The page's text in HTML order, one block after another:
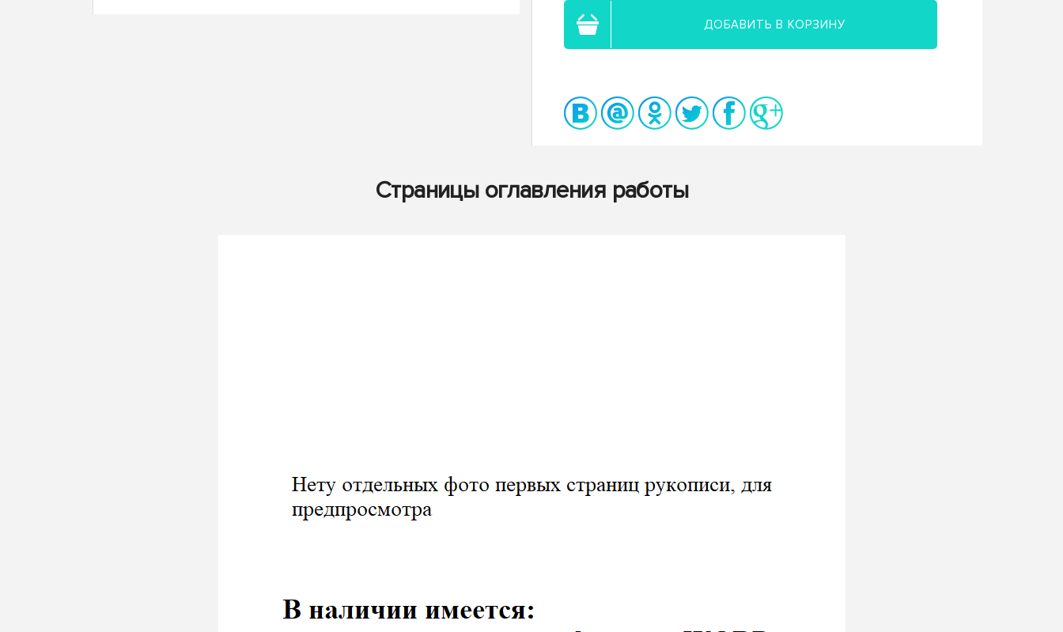
ДОБАВИТЬ В КОРЗИНУ
Страницы оглавления работы